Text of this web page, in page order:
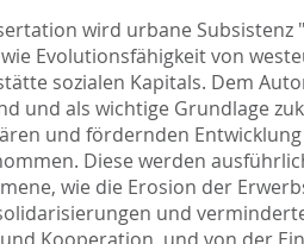
wird urbane
Evolutionsfähigkeit von
sozialen Kapitals. Dem
und als wichtige Grundlage
und fördernden
Diese werden
wie die Erosion der
und